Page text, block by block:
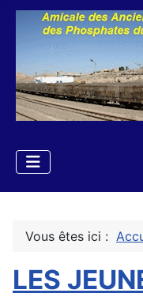
Vous êtes ici :
LES